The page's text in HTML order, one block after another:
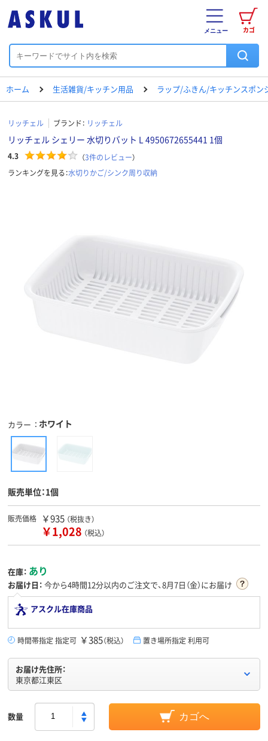
カゴ
メニュー
ホーム 生活雑貨/キッチン用品 ラップ/ふきん/キッチンスポン
リッチェル ブランド： リッチェル
リッチェル シェリー 水切りバット L 4950672655441 1個
4.3 （3件のレビュー）
ランキングを見る：水切りかご/シンク周り収納
カラー ホワイト
販売単位：1個
販売価格 ￥935 （税抜き）
￥1,028 （税込）
在庫： あり
お届け日： 今から4時間12分以内のご注文で、8月7日（金）にお届け
アスクル在庫商品
時間帯指定 指定可 ￥385（税込） 置き場所指定 利用可
お届け先住所：
東京都江東区
数量 カゴへ